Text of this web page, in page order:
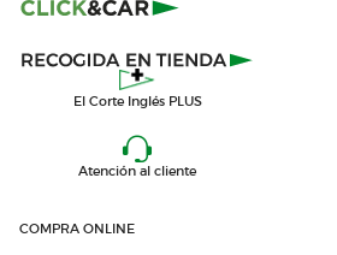
El Corte Inglés PLUS
Atención al cliente
COMPRA ONLINE